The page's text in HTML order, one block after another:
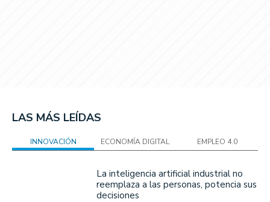
LAS MÁS LEÍDAS
INNOVACIÓN ECONOMÍA DIGITAL EMPLEO 4.0
La inteligencia artificial industrial no
reemplaza a las personas, potencia sus
decisiones